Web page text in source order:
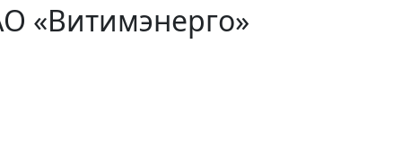
«Витимэнерго»